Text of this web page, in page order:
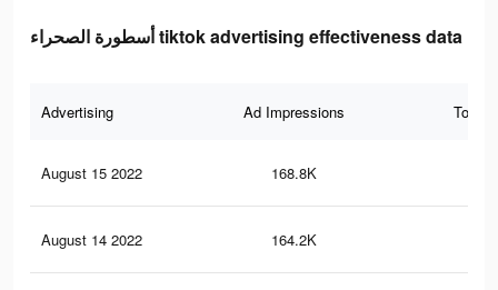
أسطورة الصحراء tiktok advertising effectiveness data
Advertising Ad Impressions Total
August 15 2022 168.8K
August 14 2022 164.2K